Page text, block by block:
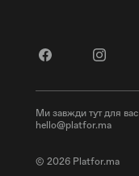
Ми завжди тут для вас
hello@platfor.ma
© 2026 Platfor.ma